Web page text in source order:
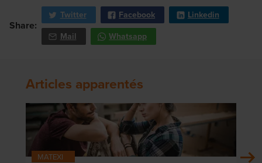
Share:
Twitter Facebook
Linkedin
Mail
Whatsapp
Articles apparentés
MATEXI